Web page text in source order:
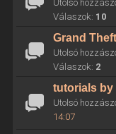
Utolsó
Válaszok: 10
Grand
Utolsó
Válaszok: 2
tutorials by
Utolsó
14:07